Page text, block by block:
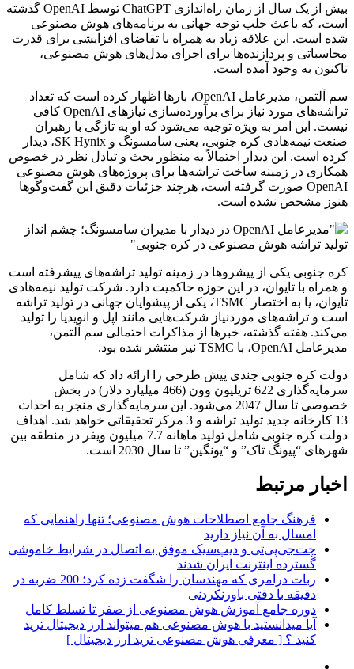
بیش از یک سال از زمان راه‌اندازی ChatGPT توسط OpenAI گذشته
است، که باعث جلب توجه جهانی به برنامه‌های هوش مصنوعی
شده است. این علاقه زیاد به همراه با تقاضای افزایشی برای قدرت
محاسباتی و پردازنده‌ها برای اجرای مدل‌های هوش مصنوعی،
تاکنون به وجود آمده است.
سم آلتمن، مدیرعامل OpenAI، بارها اظهار کرده است که تعداد
تراشه‌های مورد نیاز برای برآورده‌سازی نیازهای OpenAI کافی
نیست. این امر به ویژه توجیه می‌شود که او به تازگی با رهبران
صنعت نیمه‌هادی کره جنوبی، یعنی سامسونگ و SK Hynix، دیدار
کرده است. این دیدار احتمالاً به منظور بحث و تبادل نظر در خصوص
همکاری در زمینه ساخت تراشه‌ها برای پروژه‌های هوش مصنوعی
OpenAI صورت گرفته است، هرچند جزئیات دقیق این گفت‌وگوها
هنوز مشخص نشده است.
کره جنوبی یکی از پیشروها در زمینه تولید تراشه‌های پیشرفته است
و همراه با تایوان، در این حوزه حاکمیت دارد. شرکت تولید نیمه‌هادی
تایوان، یا به اختصار TSMC، یکی از پیشوایان جهانی در تولید تراشه
است و تراشه‌های موردنیاز شرکت‌هایی مانند اپل و انویدیا را تولید
می‌کند. هفته گذشته، خبرها از مذاکرات احتمالی سم آلتمن،
مدیرعامل OpenAI، با TSMC نیز منتشر شده بود.
دولت کره جنوبی چندی پیش طرحی را ارائه داد که شامل
سرمایه‌گذاری 622 تریلیون وون (466 میلیارد دلار) در بخش
خصوصی تا سال 2047 می‌شود. این سرمایه‌گذاری منجر به احداث
13 کارخانه جدید تولید تراشه و 3 مرکز تحقیقاتی خواهد شد. اهداف
دولت کره جنوبی شامل تولید ماهانه 7.7 میلیون ویفر در منطقه بین
شهرهای “پیونگ تاک” و “یونگین” تا سال 2030 است.
اخبار مرتبط
فرهنگ جامع اصطلاحات هوش مصنوعی؛ تنها راهنمایی که
امسال به آن نیاز دارید
چت‌جی‌پی‌تی و دیپ‌سیک موفق به اتصال در شرایط خاموشی
گسترده اینترنت ایران شدند
ربات درامری که مهندسان را شگفت زده کرد؛ 200 ضربه در
دقیقه با دقتی باورنکردنی
دوره جامع آموزش هوش مصنوعی از صفر تا تسلط کامل
آیا میدانستید با هوش مصنوعی هم میتواند ارز دیجیتال ترید
کنید ؟ [ معرفی هوش مصنوعی ترید ارز دیجیتال ]